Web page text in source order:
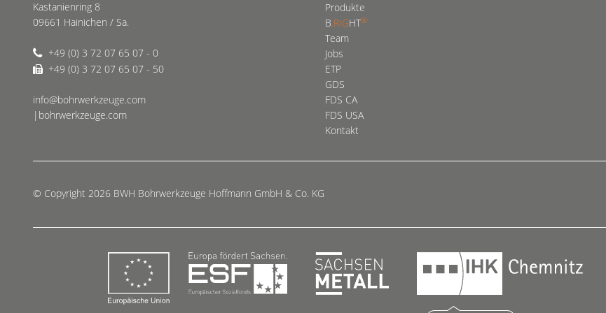
Kastanienring 8
09661 Hainichen / Sa.
+49 (0) 3 72 07 65 07 - 0
+49 (0) 3 72 07 65 07 - 50
info@bohrwerkzeuge.com
|bohrwerkzeuge.com
Produkte
B.RIGHT®
Team
Jobs
ETP
GDS
FDS CA
FDS USA
Kontakt
© Copyright 2026 BWH Bohrwerkzeuge Hoffmann GmbH & Co. KG